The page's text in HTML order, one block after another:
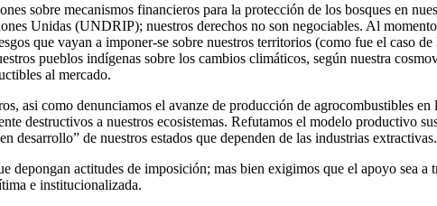
sobre mecanismos financieros para la protección de los bosques en
Unidas (UNDRIP); nuestros derechos no son negociables. Al
que vayan a imponer-se sobre nuestros territorios (como fue el caso
pueblos indígenas sobre los cambios climáticos, según nuestra
al mercado.
asi como denunciamos el avanze de producción de agrocombustibles en
destructivos a nuestros ecosistemas. Refutamos el modelo productivo
desarrollo” de nuestros estados que dependen de las industrias extractivas.
depongan actitudes de imposición; mas bien exigimos que el apoyo sea a
e institucionalizada.